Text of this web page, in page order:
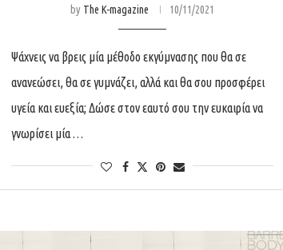
by The K-magazine 10/11/2021
Ψάχνεις να βρεις μία μέθοδο εκγύμνασης που θα σε
ανανεώσει, θα σε γυμνάζει, αλλά και θα σου προσφέρει
υγεία και ευεξία; Δώσε στον εαυτό σου την ευκαιρία να
γνωρίσει μία …